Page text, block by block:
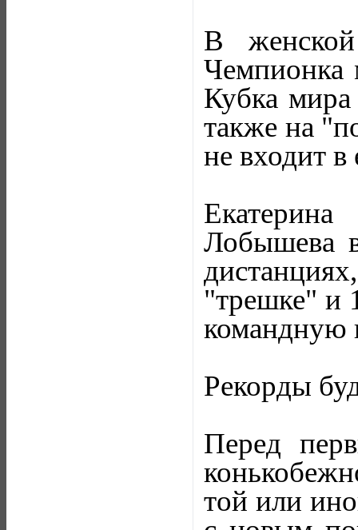
В
Чемпионка
Кубка
также на
не входит
Лобышева
"трешке" и
командную
Рекорды
Перед
той или